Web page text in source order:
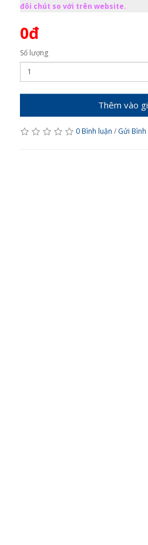
đôi chút so với trên website.
0đ
Số lượng
Thêm vào
0 Bình luận / Gửi Bình